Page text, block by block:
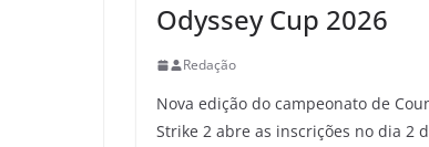
Odyssey Cup 2026
Redação
Nova edição do campeonato de
Strike 2 abre as inscrições no dia 2